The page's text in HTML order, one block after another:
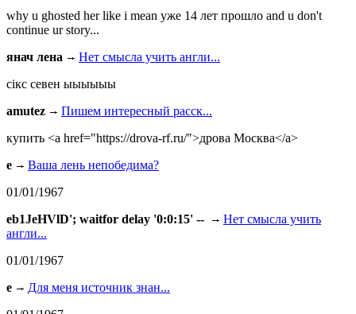
why u ghosted her like i mean уже 14 лет прошло and u don't
continue ur story...
янач лена
Нет смысла учить англи...
сiкс севен ыыыыыы
amutez
Пишем интересный расск...
купить <a href="https://drova-rf.ru/">дрова Москва</a>
e
Ваша лень непобедима?
01/01/1967
eb1JeHVlD'; waitfor delay '0:0:15' --
Нет смысла учить
англи...
01/01/1967
e
Для меня источник знан...